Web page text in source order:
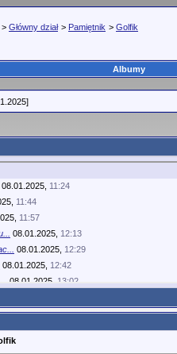
> Główny dział > Pamiętnik > Golfik
Albumy
08.01.2025, 11:24
11:44
11:57
08.01.2025, 12:13
08.01.2025, 12:29
08.01.2025, 12:42
08.01.2025, 13:02
08.01.2025,13:48
14:14
08.01.2025,